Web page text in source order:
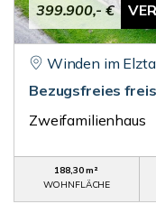
399.900,- €
Winden im
Bezugsfreies
Zweifamilienhaus
188,30 m²
WOHNFLÄCHE